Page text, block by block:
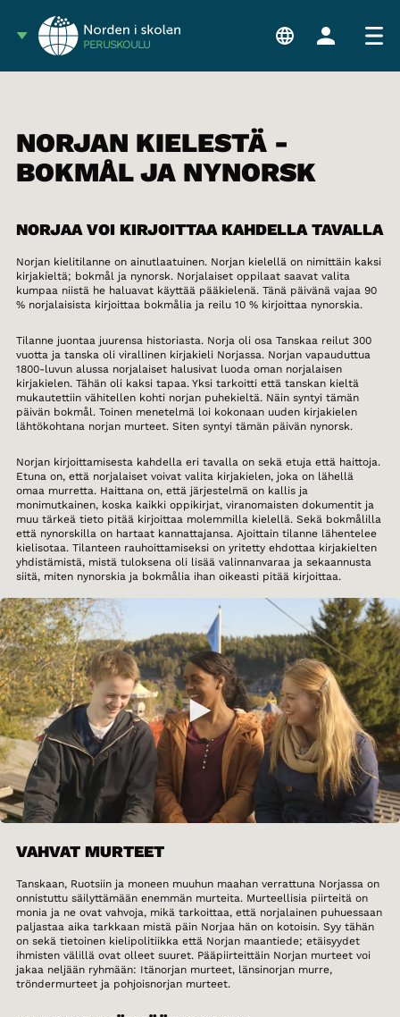
PERUSKOULU
NORJAN KIELESTÄ -
BOKMÅL JA NYNORSK
NORJAA VOI KIRJOITTAA KAHDELLA TAVALLA
Norjan kielitilanne on ainutlaatuinen. Norjan kielellä on nimittäin kaksi
kirjakieltä; bokmål ja nynorsk. Norjalaiset oppilaat saavat valita
kumpaa niistä he haluavat käyttää pääkielenä. Tänä päivänä vajaa 90
% norjalaisista kirjoittaa bokmålia ja reilu 10 % kirjoittaa nynorskia.
Tilanne juontaa juurensa historiasta. Norja oli osa Tanskaa reilut 300
vuotta ja tanska oli virallinen kirjakieli Norjassa. Norjan vapauduttua
1800-luvun alussa norjalaiset halusivat luoda oman norjalaisen
kirjakielen. Tähän oli kaksi tapaa. Yksi tarkoitti että tanskan kieltä
mukautettiin vähitellen kohti norjan puhekieltä. Näin syntyi tämän
päivän bokmål. Toinen menetelmä loi kokonaan uuden kirjakielen
lähtökohtana norjan murteet. Siten syntyi tämän päivän nynorsk.
Norjan kirjoittamisesta kahdella eri tavalla on sekä etuja että haittoja.
Etuna on, että norjalaiset voivat valita kirjakielen, joka on lähellä
omaa murretta. Haittana on, että järjestelmä on kallis ja
monimutkainen, koska kaikki oppikirjat, viranomaisten dokumentit ja
muu tärkeä tieto pitää kirjoittaa molemmilla kielellä. Sekä bokmålilla
että nynorskilla on hartaat kannattajansa. Ajoittain tilanne lähentelee
kielisotaa. Tilanteen rauhoittamiseksi on yritetty ehdottaa kirjakielten
yhdistämistä, mistä tuloksena oli lisää valinnanvaraa ja sekaannusta
siitä, miten nynorskia ja bokmålia ihan oikeasti pitää kirjoittaa.
VAHVAT MURTEET
Tanskaan, Ruotsiin ja moneen muuhun maahan verrattuna Norjassa on
onnistuttu säilyttämään enemmän murteita. Murteellisia piirteitä on
monia ja ne ovat vahvoja, mikä tarkoittaa, että norjalainen puhuessaan
paljastaa aika tarkkaan mistä päin Norjaa hän on kotoisin. Syy tähän
on sekä tietoinen kielipolitiikka että Norjan maantiede; etäisyydet
ihmisten välillä ovat olleet suuret. Pääpiirteittäin Norjan murteet voi
jakaa neljään ryhmään: Itänorjan murteet, länsinorjan murre,
tröndermurteet ja pohjoisnorjan murteet.